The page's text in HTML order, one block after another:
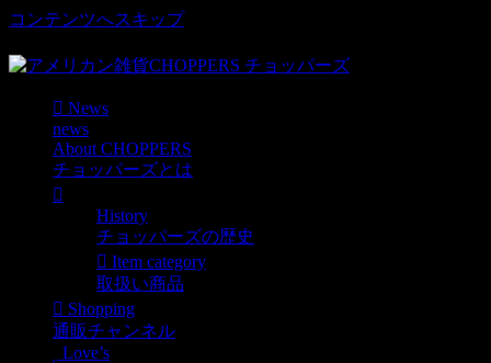
コンテンツへスキップ
News
news
About CHOPPERS
チョッパーズとは
History
チョッパーズの歴史
Item category
取扱い商品
Shopping
通販チャンネル
Love’s